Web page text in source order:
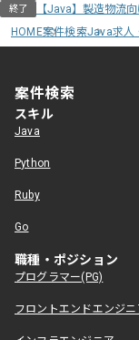
終了
【Java】製造物流
HOME案件検索Java求人
案件検索
スキル
Java
Python
Ruby
Go
職種・ポジション
プログラマー(PG)
フロントエンドエンジニ